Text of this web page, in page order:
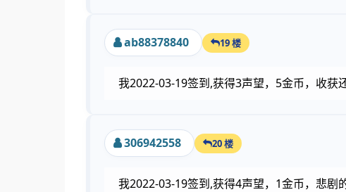
ab88378840 19 楼
我2022-03-19签到,获得3声望，5金币，收获
306942558 20 楼
我2022-03-19签到,获得4声望，1金币，悲剧